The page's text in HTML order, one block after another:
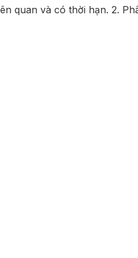
quan và có thời hạn. 2.